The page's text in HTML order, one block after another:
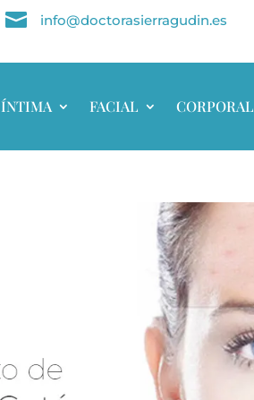
 info@doctorasierragudin.es
ÍNTIMA FACIAL CORPORAL